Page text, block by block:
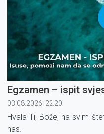
Egzamen – ispit
03.08.2026. 22:20
Hvala Ti, Bože, na svim
nas.